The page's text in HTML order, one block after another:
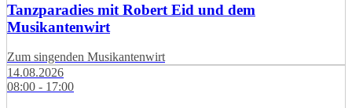
Tanzparadies mit Robert Eid und dem
Musikantenwirt
Zum singenden Musikantenwirt
14.08.2026
08:00 - 17:00